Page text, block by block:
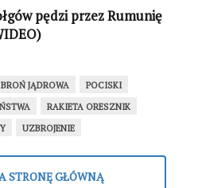
pędzi przez Rumunię
BROŃ JĄDROWA
POCISKI
RAKIETA ORESZNIK
UZBROJENIE
STRONĘ GŁÓWNĄ